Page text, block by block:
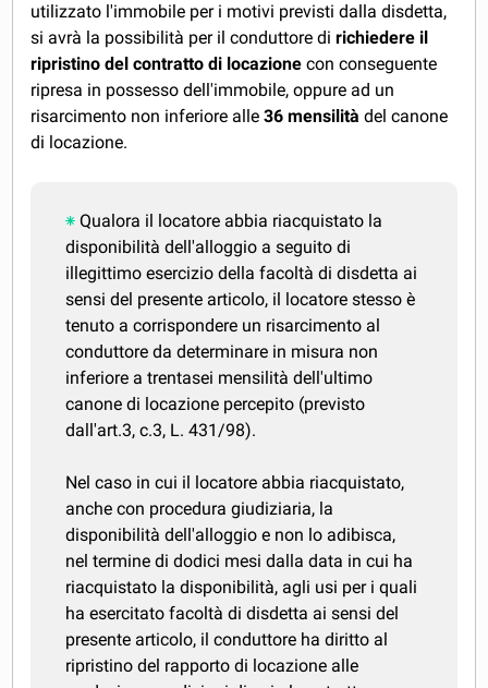
utilizzato l'immobile per i motivi previsti dalla disdetta,
si avrà la possibilità per il conduttore dirichiedere il
ripristino del contratto di locazione con conseguente
ripresa in possesso dell'immobile, oppure ad un
risarcimento non inferiore alle36 mensilità del canone
di locazione.
Qualora il locatore abbia riacquistato la
disponibilità dell'alloggio a seguito di
illegittimo esercizio della facoltà di disdetta ai
sensi del presente articolo, il locatore stesso è
tenuto a corrispondere un risarcimento al
conduttore da determinare in misura non
inferiore a trentasei mensilità dell'ultimo
canone di locazione percepito (previsto
dall'art.3, c.3, L. 431/98).
Nel caso in cui il locatore abbia riacquistato,
anche con procedura giudiziaria, la
disponibilità dell'alloggio e non lo adibisca,
nel termine di dodici mesi dalla data in cui ha
riacquistato la disponibilità, agli usi per i quali
ha esercitato facoltà di disdetta ai sensi del
presente articolo, il conduttore ha diritto al
ripristino del rapporto di locazione alle